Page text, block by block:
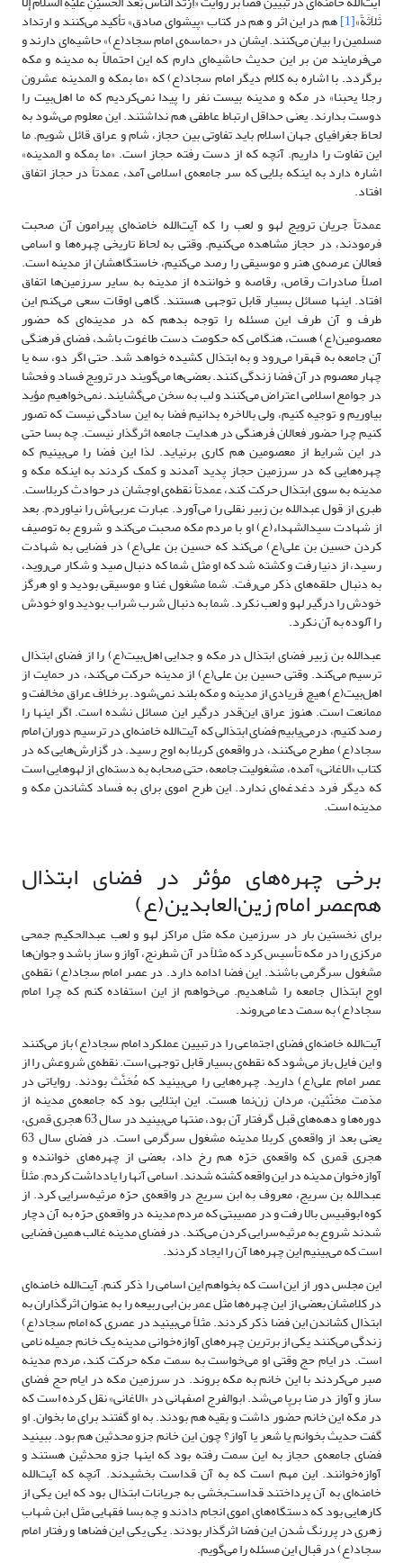
ثَلاَثَةً»[1] هم در این اثر و هم در کتاب «پیشوای صادق» تأکید می‌کنند و ارتداد
مسلمین را بیان می‌کنند. ایشان در «حماسه‌ی امام سجاد(ع)» حاشیه‌ای دارند و
می‌فرمایند من بر این حدیث حاشیه‌ای دارم که این احتمالاً به مدینه و مکه
برگردد. با اشاره به کلام دیگر امام سجاد(ع) که «ما بمکه و المدینه عشرون
رجلا یحبنا» در مکه و مدینه بیست نفر را پیدا نمی‌کردیم که ما اهل‌بیت را
دوست بدارند. یعنی حداقل ارتباط عاطفی هم نداشتند. این معلوم می‌شود به
لحاظ جغرافیای جهان اسلام باید تفاوتی بین حجاز، شام و عراق قائل شویم. ما
این تفاوت را داریم. آنچه که از دست رفته حجاز است. «ما بمکه و المدینه»
اشاره دارد به اینکه بلایی که سر جامعه‌ی اسلامی آمد، عمدتاً در حجاز اتفاق
افتاد.
عمدتاً جریان ترویج لهو و لعب را که آیت‌الله خامنه‌ای پیرامون آن صحبت
فرمودند، در حجاز مشاهده می‌کنیم. وقتی به لحاظ تاریخی چهره‌ها و اسامی
فعالان عرصه‌ی هنر و موسیقی را رصد می‌کنیم، خاستگاهشان از مدینه است.
اصلاً صادرات رقاص، رقاصه و خواننده از مدینه به سایر سرزمین‌ها اتفاق
افتاد. اینها مسائل بسیار قابل توجهی هستند. گاهی اوقات سعی می‌کنم این
طرف و آن طرف این مسئله را توجه بدهم که در مدینه‌ای که حضور
معصومین(ع) هست، هنگامی که حکومت دست طاغوت باشد، فضای فرهنگی
آن جامعه به قهقرا می‌رود و به ابتذال کشیده خواهد شد. حتی اگر دو، سه یا
چهار معصوم در آن فضا زندگی کنند. بعضی‌ها می‌گویند در ترویج فساد و فحشا
در جوامع اسلامی اعتراض می‌کنند و لب به سخن می‌گشایند. نمی‌خواهیم مؤید
بیاوریم و توجیه کنیم، ولی بالاخره بدانیم فضا به این سادگی نیست که تصور
کنیم چرا حضور فعالان فرهنگی در هدایت جامعه اثرگذار نیست. چه بسا حتی
در این شرایط از معصومین هم کاری برنیاید. لذا این فضا را می‌بینیم که
چهره‌هایی که در سرزمین حجاز پدید آمدند و کمک کردند به اینکه مکه و
مدینه به سوی ابتذال حرکت کند، عمدتاً نقطه‌ی اوجشان در حوادث کربلاست.
طبری از قول عبدالله بن زبیر نقلی را می‌آورد. عبارت عربی‌اش را نیاوردم. بعد
از شهادت سیدالشهداء(ع) او با مردم مکه صحبت می‌کند و شروع به توصیف
کردن حسین بن علی(ع) می‌کند که حسین بن علی(ع) در فضایی به شهادت
رسید، از دنیا رفت و کشته شد که او مثل شما که دنبال صید و شکار می‌روید،
به دنبال حلقه‌های ذکر می‌رفت. شما مشغول غنا و موسیقی بودید و او هرگز
خودش را درگیر لهو و لعب نکرد. شما به دنبال شرب شراب بودید و او خودش
را آلوده به آن نکرد.
عبدالله بن زبیر فضای ابتذال در مکه و جدایی اهل‌بیت(ع) را از فضای ابتذال
ترسیم می‌کند. وقتی حسین بن علی(ع) از مدینه حرکت می‌کند، در حمایت از
اهل‌بیت(ع) هیچ فریادی از مدینه و مکه بلند نمی‌شود. برخلاف عراق مخالفت و
ممانعت است. هنوز عراق این‌قدر درگیر این مسائل نشده است. اگر اینها را
رصد کنیم، درمی‌یابیم فضای ابتذالی که آیت‌الله خامنه‌ای در ترسیم دوران امام
سجاد(ع) مطرح می‌کنند، در واقعه‌ی کربلا به اوج رسید. در گزارش‌هایی که در
کتاب «الاغانی» آمده، مشغولیت جامعه، حتی صحابه به دسته‌ای از لهوهایی است
که دیگر فرد دغدغه‌ای ندارد. این طرح اموی برای به فساد کشاندن مکه و
مدینه است.
برخی چهره‌های مؤثر در فضای ابتذال
هم‌عصر امام زین‌العابدین(ع)
برای نخستین بار در سرزمین مکه مثل مراکز لهو و لعب عبدالحکیم جمحی
مرکزی را در مکه تأسیس کرد که مثلاً در آن شطرنج، آواز و ساز باشد و جوان‌ها
مشغول سرگرمی باشند. این فضا ادامه دارد. در عصر امام سجاد(ع) نقطه‌ی
اوج ابتذال جامعه را شاهدیم. می‌خواهم از این استفاده کنم که چرا امام
سجاد(ع) به سمت دعا می‌روند.
آیت‌الله خامنه‌ای فضای اجتماعی را در تبیین عملکرد امام سجاد(ع) باز می‌کنند
و این فایل باز می‌شود که نقطه‌ی بسیار قابل توجهی است. نقطه‌ی شروعش را از
عصر امام علی(ع) دارید. چهره‌هایی را می‌بینید که مُخنَّث بودند. روایاتی در
مذمت مخنّثین، مردان زن‌نما هست. این ابتلایی بود که جامعه‌ی مدینه از
دوره‌ها و دهه‌های قبل گرفتار آن بود، منتها می‌بینید در سال 63 هجری قمری،
یعنی بعد از واقعه‌ی کربلا مدینه مشغول سرگرمی است. در فضای سال 63
هجری قمری که واقعه‌ی حَرّه هم رخ داد، بعضی از چهره‌های خواننده و
آوازه‌خوان مدینه در این واقعه کشته شدند. اسامی آنها را یادداشت کردم. مثلاً
عبدالله بن سریج، معروف به ابن سریج در واقعه‌ی حرّه مرثیه‌سرایی کرد. از
کوه ابوقبیس بالا رفت و در مصیبتی که مردم مدینه در واقعه‌ی حرّه به آن دچار
شدند شروع به مرثیه‌سرایی کردن می‌کند. در فضای مدینه غالب همین فضایی
است که می‌بینیم این چهره‌ها آن را ایجاد کردند.
این مجلس دور از این است که بخواهم این اسامی را ذکر کنم. آیت‌الله خامنه‌ای
در کلامشان بعضی از این چهره‌ها مثل عمر بن ابی ربیعه را به عنوان اثرگذاران به
ابتذال کشاندن این فضا ذکر کردند. مثلاً می‌بینید در عصری که امام سجاد(ع)
زندگی می‌کنند یکی از برترین چهره‌های آوازه‌خوانی مدینه یک خانم جمیله نامی
است. در ایام حج وقتی او می‌خواست به سمت مکه حرکت کند، مردم مدینه
صبر می‌کردند با این خانم به مکه بروند. در سرزمین مکه در ایام حج فضای
ساز و آواز در منا برپا می‌شد. ابوالفرج اصفهانی در «الاغانی» نقل کرده است که
در مکه این خانم حضور داشت و بقیه هم بودند. به او گفتند برای ما بخوان. او
گفت حدیث بخوانم یا شعر یا آواز؟ چون این خانم جزو محدثین هم بود. ببینید
فضای جامعه‌ی حجاز به این سمت رفته بود که اینها جزو محدثین هستند و
آوازه‌خوانند. این مهم است که به آن قداست بخشیدند. آنچه که آیت‌الله
خامنه‌ای به آن پرداختند قداست‌بخشی به جریانات ابتذال بود که این یکی از
کارهایی بود که دستگاه‌های اموی انجام دادند و چه بسا فقهایی مثل ابن شهاب
زهری در پررنگ شدن این فضا اثرگذار بودند. یکی یکی این فضاها و رفتار امام
سجاد(ع) در قبال این مسئله را می‌گویم.